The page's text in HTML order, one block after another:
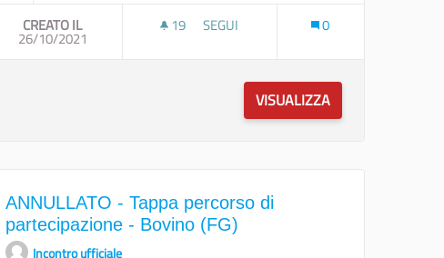
- INCONTRO TEMATICO IMPEGNO CIVILE
CREATO IL
26/10/2021
19 19 SOSTENITORI
SEGUI 0
VISUALIZZA
ANNULLATO - Tappa percorso di
partecipazione - Bovino (FG)
Incontro ufficiale